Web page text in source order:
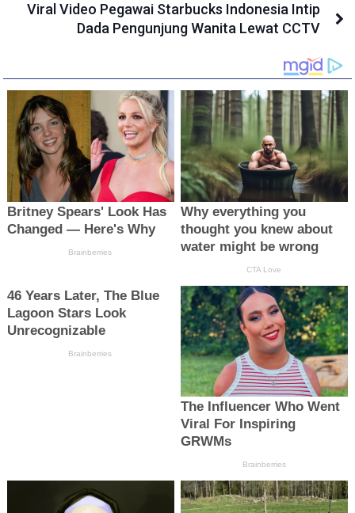
Viral Video Pegawai Starbucks Indonesia Intip
Dada Pengunjung Wanita Lewat CCTV